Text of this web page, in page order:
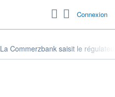
Connexion
La Commerzbank saisit le